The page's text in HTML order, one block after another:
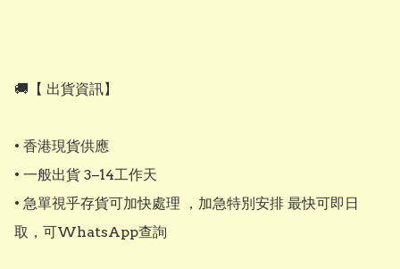
🚚【 出貨資訊】
• 香港現貨供應
• 一般出貨 3–14工作天
• 急單視乎存貨可加快處理 ，加急特別安排 最快可即日
取，可WhatsApp查詢